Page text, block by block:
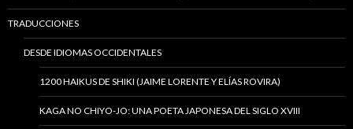
TRADUCCIONES
DESDE IDIOMAS OCCIDENTALES
1200 HAIKUS DE SHIKI (JAIME LORENTE Y ELÍAS ROVIRA)
KAGA NO CHIYO-JO: UNA POETA JAPONESA DEL SIGLO XVIII